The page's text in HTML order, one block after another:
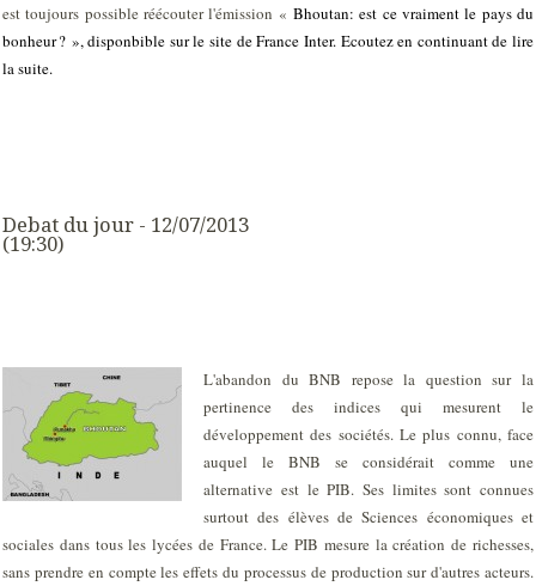
est toujours possible réécouter l'émission « Bhoutan: est ce vraiment le pays du
bonheur ? », disponbible sur le site de France Inter. Ecoutez en continuant de lire
la suite.
Debat du jour - 12/07/2013
(19:30)
L'abandon du BNB repose la question sur la
pertinence des indices qui mesurent le
développement des sociétés. Le plus connu, face
auquel le BNB se considérait comme une
alternative est le PIB. Ses limites sont connues
surtout des élèves de Sciences économiques et
sociales dans tous les lycées de France. Le PIB mesure la création de richesses,
sans prendre en compte les effets du processus de production sur d'autres acteurs.